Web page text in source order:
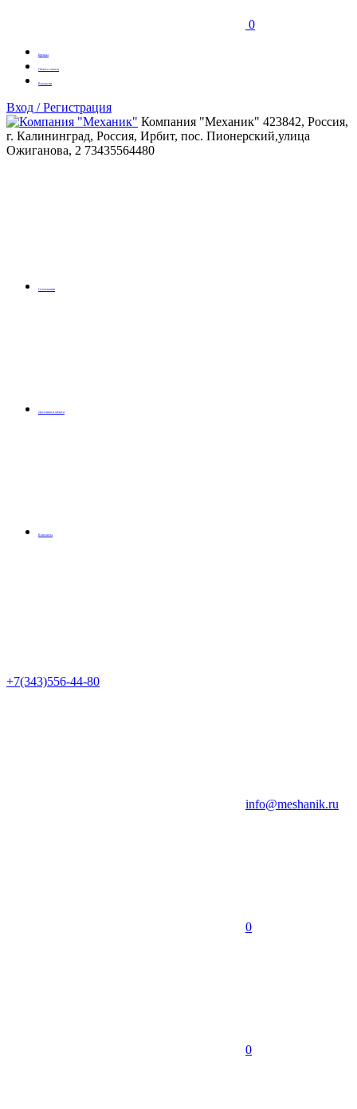
0
Бренды
Оплата заказа
Вакансии
Вход / Регистрация
Компания "Механик" 423842, Россия,
г. Калининград, Россия, Ирбит, пос. Пионерский,улица
Ожиганова, 2 73435564480
О компании
Доставка и оплата
Контакты
+7(343)556-44-80
info@meshanik.ru
0
0